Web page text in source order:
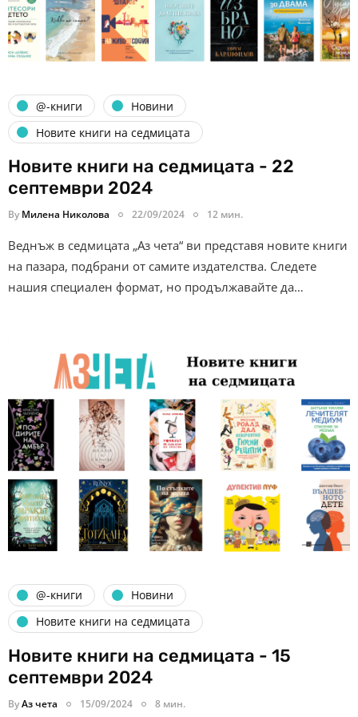
@-книги
Новини
Новите книги на седмицата
Новите книги на седмицата - 22
септември 2024
By Милена Николова 22/09/2024 12 мин.
Веднъж в седмицата „Аз чета“ ви представя новите книги
на пазара, подбрани от самите издателства. Следете
нашия специален формат, но продължавайте да…
@-книги
Новини
Новите книги на седмицата
Новите книги на седмицата - 15
септември 2024
ByАз чета 15/09/2024 8 мин.